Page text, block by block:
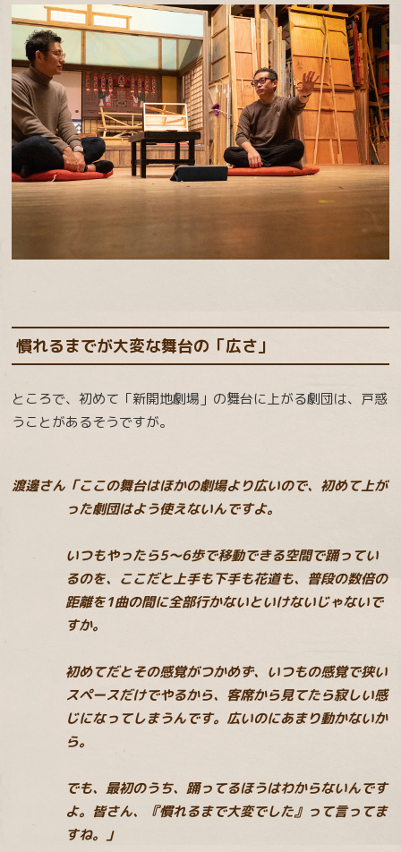
慣れるまでが大変な舞台の「広さ」
ところで、初めて「新開地劇場」の舞台に上がる劇団は、戸惑
うことがあるそうですが。
渡邊さん「ここの舞台はほかの劇場より広いので、初めて上が
った劇団はよう使えないんですよ。
いつもやったら5〜6歩で移動できる空間で踊ってい
るのを、ここだと上手も下手も花道も、普段の数倍の
距離を1曲の間に全部行かないといけないじゃないで
すか。
初めてだとその感覚がつかめず、いつもの感覚で狭い
スペースだけでやるから、客席から見てたら寂しい感
じになってしまうんです。広いのにあまり動かないか
ら。
でも、最初のうち、踊ってるほうはわからないんです
よ。皆さん、『慣れるまで大変でした』って言ってま
すね。」